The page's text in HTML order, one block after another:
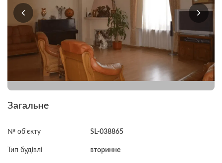
Загальне
№ об'єкту SL-038865
Тип будівлі вторинне